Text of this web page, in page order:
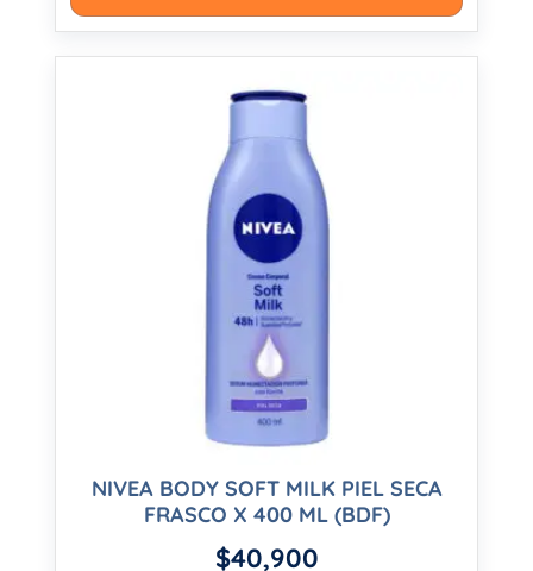
NIVEA BODY SOFT MILK PIEL SECA
FRASCO X 400 ML (BDF)
$40,900